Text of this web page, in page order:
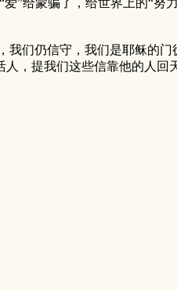
仍信守，我们是耶稣的门
，提我们这些信靠他的人